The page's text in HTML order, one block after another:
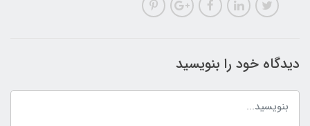
دیدگاه خود را بنویسید